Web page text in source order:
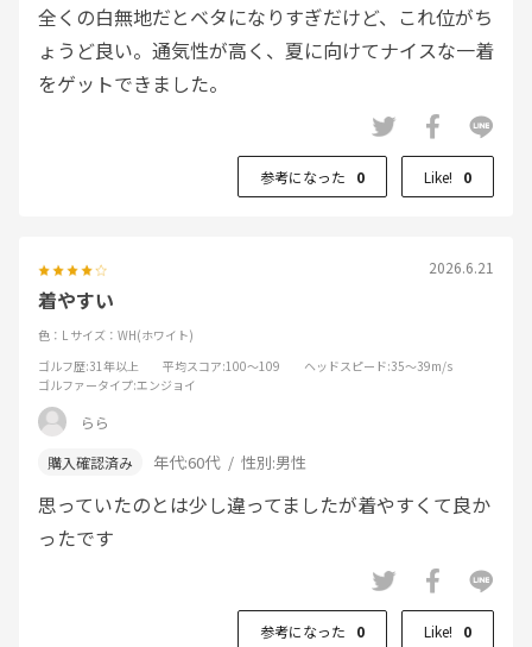
全くの白無地だとベタになりすぎだけど、これ位がち
ょうど良い。通気性が高く、夏に向けてナイスな一着
をゲットできました。
参考になった 0 Like! 0
2026.6.21
着やすい
色：L サイズ：WH(ホワイト)
ゴルフ歴:31年以上 平均スコア:100～109 ヘッドスピード:35～39m/s
ゴルファータイプ:エンジョイ
らら
年代:60代 性別:男性
思っていたのとは少し違ってましたが着やすくて良か
ったです
参考になった 0 Like! 0